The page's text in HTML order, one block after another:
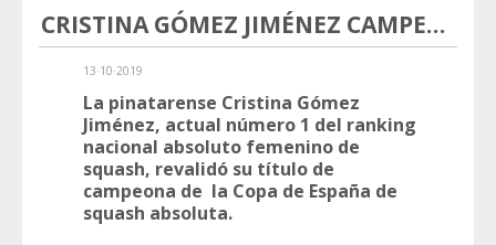
CRISTINA GÓMEZ JIMÉNEZ CAMPEONA DE LA COPA DE ESPAÑA DE SQUASH
13·10·2019
La pinatarense Cristina Gómez
Jiménez, actual número 1 del ranking
nacional absoluto femenino de
squash, revalidó su título de
campeona de la Copa de España de
squash absoluta.